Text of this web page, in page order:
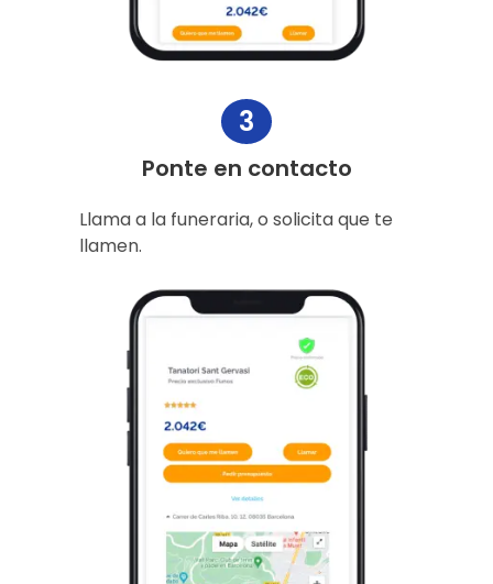
3
Ponte en contacto
Llama a la funeraria, o solicita que te
llamen.